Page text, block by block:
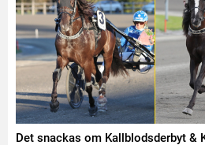
Det snackas om Kallblodsderbyt &